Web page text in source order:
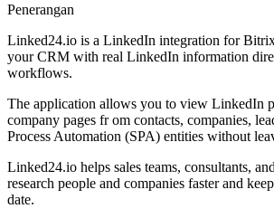
Penerangan
Linked24.io is a LinkedIn integration for
your CRM with real LinkedIn information
workflows.
The application allows you to view LinkedIn
company pages fr om contacts, companies,
Process Automation (SPA) entities without
Linked24.io helps sales teams, consultants,
research people and companies faster and
date.